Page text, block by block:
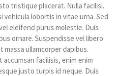
tristique placerat. Nulla facilisi.
vehicula lobortis in vitae urna. Sed
eleifend purus molestie. Duis
ornare. Suspendisse vel libero
massa ullamcorper dapibus.
facilisis, enim enim
justo turpis id neque. Duis